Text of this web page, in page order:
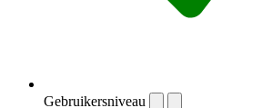
Gebruikersniveau